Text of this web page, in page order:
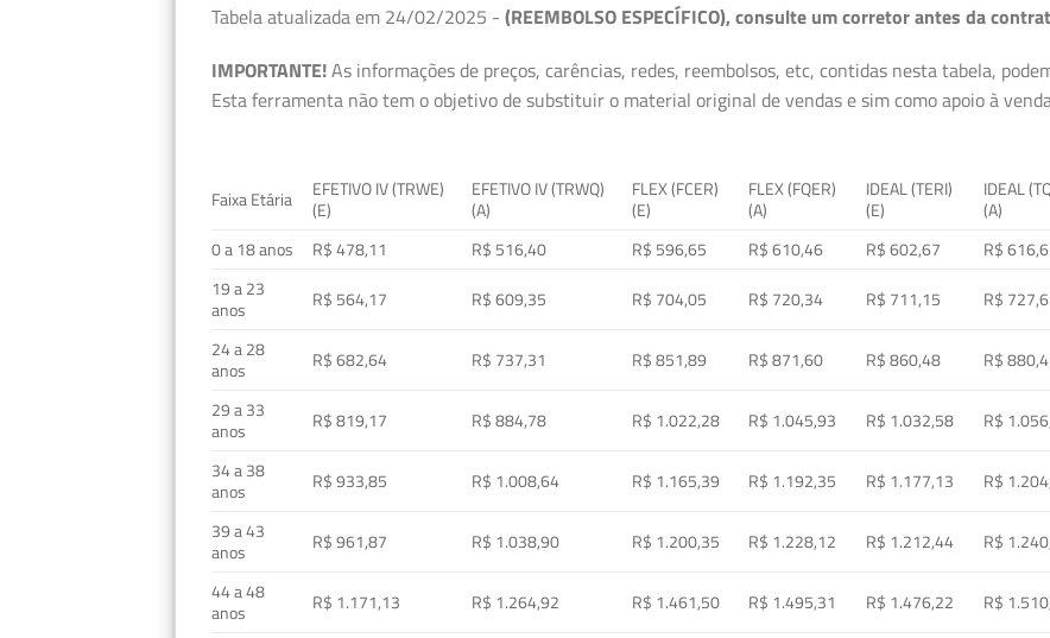
Tabela atualizada em 24/02/2025 - (REEMBOLSO ESPECÍFICO), consulte um corretor antes da
IMPORTANTE!As informações de preços, carências, redes, reembolsos, etc, contidas nesta tabela,
Esta ferramenta não tem o objetivo de substituir o material original de vendas e sim como apoio à
Faixa Etária
EFETIVO IV (TRWE)
(E)
EFETIVO IV (TRWQ)
(A)
FLEX (FCER)
(E)
FLEX (FQER)
(A)
IDEAL (TERI)
(E)
IDEAL
(A)
0 a 18 anos
R$ 478,11 R$ 516,40 R$ 596,65 R$ 610,46 R$ 602,67 R$
19 a 23
anos
R$ 564,17 R$ 609,35 R$ 704,05 R$ 720,34 R$ 711,15 R$
24 a 28
anos
R$ 682,64 R$ 737,31 R$ 851,89 R$ 871,60 R$ 860,48 R$
29 a 33
anos
R$ 819,17 R$ 884,78 R$ 1.022,28 R$ 1.045,93 R$ 1.032,58 R$
34 a 38
anos
R$ 933,85 R$ 1.008,64 R$ 1.165,39 R$ 1.192,35 R$ 1.177,13 R$
39 a 43
anos
R$ 961,87 R$ 1.038,90 R$ 1.200,35 R$ 1.228,12 R$ 1.212,44 R$
44 a 48
anos
R$ 1.171,13 R$ 1.264,92 R$ 1.461,50 R$ 1.495,31 R$ 1.476,22 R$